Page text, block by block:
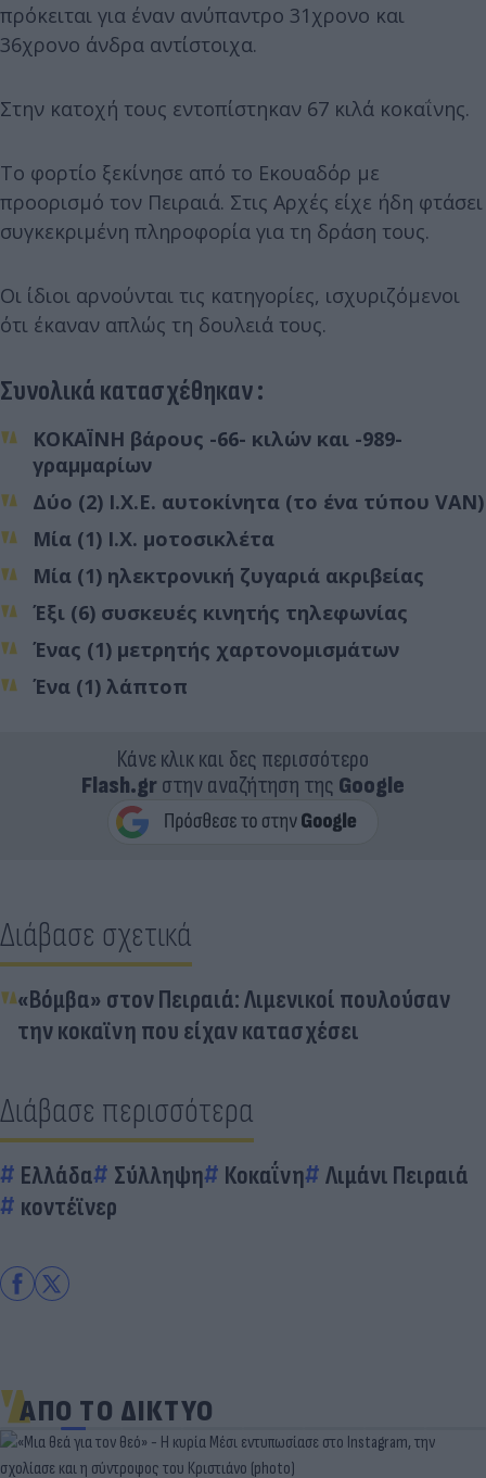
πρόκειται για έναν ανύπαντρο 31χρονο και
36χρονο άνδρα αντίστοιχα.
Στην κατοχή τους εντοπίστηκαν 67 κιλά κοκαΐνης.
Το φορτίο ξεκίνησε από το Εκουαδόρ με
προορισμό τον Πειραιά. Στις Αρχές είχε ήδη φτάσει
συγκεκριμένη πληροφορία για τη δράση τους.
Οι ίδιοι αρνούνται τις κατηγορίες, ισχυριζόμενοι
ότι έκαναν απλώς τη δουλειά τους.
Συνολικά κατασχέθηκαν :
ΚΟΚΑΪΝΗ βάρους -66- κιλών και -989-
γραμμαρίων
Δύο (2) Ι.Χ.Ε. αυτοκίνητα (το ένα τύπου VAN)
Μία (1) Ι.Χ. μοτοσικλέτα
Μία (1) ηλεκτρονική ζυγαριά ακριβείας
Έξι (6) συσκευές κινητής τηλεφωνίας
Ένας (1) μετρητής χαρτονομισμάτων
Ένα (1) λάπτοπ
Κάνε κλικ και δες περισσότερο
Flash.grστην αναζήτηση της Google
Διάβασε σχετικά
«Βόμβα» στον Πειραιά: Λιμενικοί πουλούσαν
την κοκαϊνη που είχαν κατασχέσει
Διάβασε περισσότερα
Ελλάδα Σύλληψη Κοκαΐνη
Λιμάνι Πειραιά
κοντέϊνερ
ΑΠΟ ΤΟ ΔΙΚΤΥΟ